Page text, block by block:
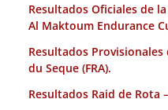
Resultados Oficiales de
Al Maktoum Endurance
Resultados
du Seque (FRA).
Resultados Raid de Rota